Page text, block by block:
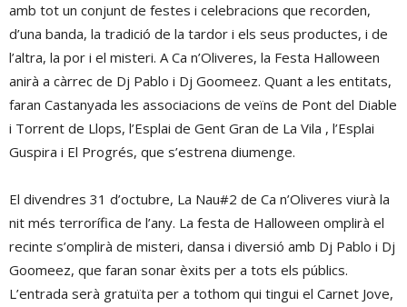
amb tot un conjunt de festes i celebracions que recorden,
d’una banda, la tradició de la tardor i els seus productes, i de
l’altra, la por i el misteri. A Ca n’Oliveres, la Festa Halloween
anirà a càrrec de Dj Pablo i Dj Goomeez. Quant a les entitats,
faran Castanyada les associacions de veïns de Pont del Diable
i Torrent de Llops, l’Esplai de Gent Gran de La Vila , l’Esplai
Guspira i El Progrés, que s’estrena diumenge.
El divendres 31 d’octubre, La Nau#2 de Ca n’Oliveres viurà la
nit més terrorífica de l’any. La festa de Halloween omplirà el
recinte s’omplirà de misteri, dansa i diversió amb Dj Pablo i Dj
Goomeez, que faran sonar èxits per a tots els públics.
L’entrada serà gratuïta per a tothom qui tingui el Carnet Jove,